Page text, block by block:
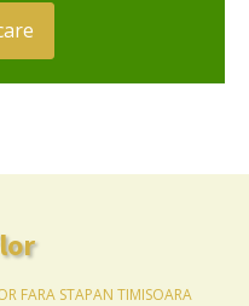
FARA STAPAN TIMISOARA